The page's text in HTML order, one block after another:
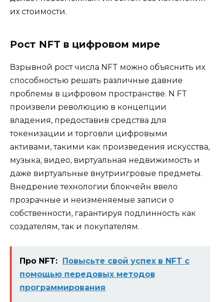
их стоимости.
Рост NFT в цифровом мире
Взрывной рост числа NFT можно объяснить их
способностью решать различные давние
проблемы в цифровом пространстве. N FT
произвели революцию в концепции
владения, предоставив средства для
токенизации и торговли цифровыми
активами, такими как произведения искусства,
музыка, видео, виртуальная недвижимость и
даже виртуальные внутриигровые предметы.
Внедрение технологии блокчейн ввело
прозрачные и неизменяемые записи о
собственности, гарантируя подлинность как
создателям, так и покупателям.
Про NFT:
Повысьте свой успех в NFT с
помощью передовых методов
программирования